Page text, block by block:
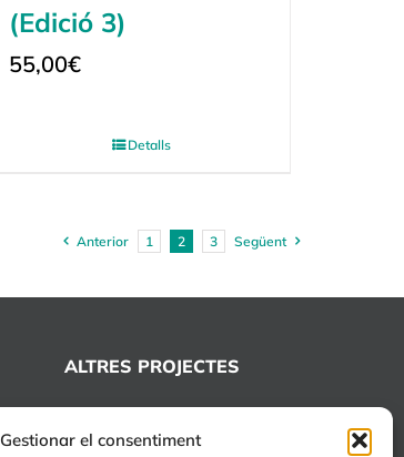
Gestionar el consentiment
(Edició 3)
55,00€
Detalls
Anterior 1 2 3 Següent
ALTRES PROJECTES
EDUCA Espai Lúdic